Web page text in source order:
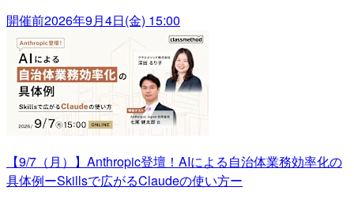
開催前2026年9月4日(金) 15:00
【9/7（月）】Anthropic登壇！AIによる自治体業務効率化の
具体例ーSkillsで広がるClaudeの使い方ー